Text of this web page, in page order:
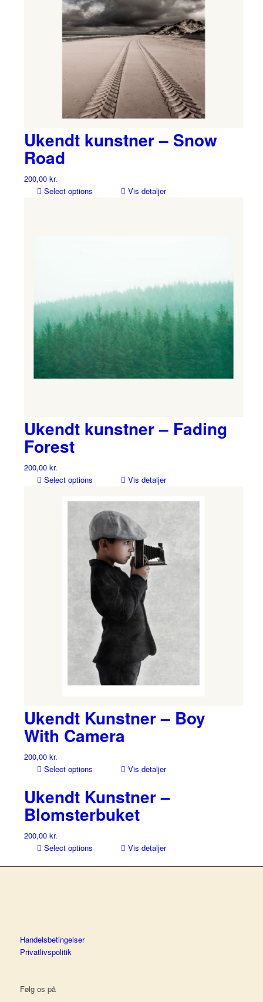
Ukendt kunstner – Snow
Road
200,00 kr.
Select options
Vis detaljer
Ukendt kunstner – Fading
Forest
200,00 kr.
Select options
Vis detaljer
Ukendt Kunstner – Boy
With Camera
200,00 kr.
Select options
Vis detaljer
Ukendt Kunstner –
Blomsterbuket
200,00 kr.
Select options
Vis detaljer
Handelsbetingelser
Privatlivspolitik
Følg os på